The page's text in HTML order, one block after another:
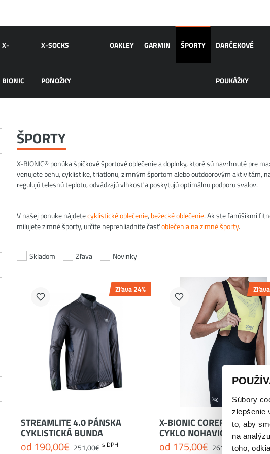
Súbory
zlepšenie
to, aby
na
toho,
X-
BIONIC
X-SOCKS
PONOŽKY
OAKLEY GARMIN ŠPORTY DARČEKOVÉ
POUKÁŽKY
ŠPORTY
X-BIONIC® ponúka špičkové športové oblečenie a doplnky, ktoré sú navrhnuté pre
venujete behu, cyklistike, triatlonu, zimným športom alebo outdoorovým aktivitám,
regulujú telesnú teplotu, odvádzajú vlhkosť a poskytujú optimálnu podporu svalov.
V našej ponuke nájdetecyklistické oblečenie, bežecké oblečenie. Ak ste fanúšikmi
milujete zimné športy, určite neprehliadnite časťoblečenia na zimné športy.
Skladom Zľava Novinky
XL M
Zľava 24%
STREAMLITE 4.0 PÁNSKA
CYKLISTICKÁ BUNDA
od 190,00€ 251,00€ s DPH
X-BIONIC COREFUSION BIB
CYKLO NOHAVICE- DÁMSKE
od 175,00€ 261,00€ s DPH